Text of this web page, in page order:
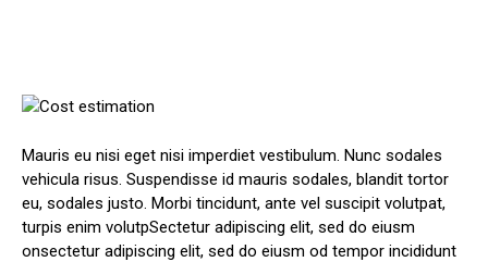
Mauris eu nisi eget nisi imperdiet vestibulum. Nunc sodales
vehicula risus. Suspendisse id mauris sodales, blandit tortor
eu, sodales justo. Morbi tincidunt, ante vel suscipit volutpat,
turpis enim volutpSectetur adipiscing elit, sed do eiusm
onsectetur adipiscing elit, sed do eiusm od tempor incididunt